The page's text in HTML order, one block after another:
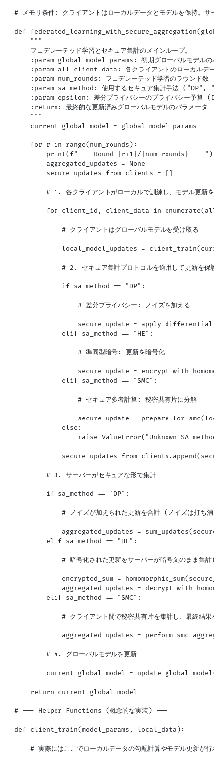
# メモリ条件: クライアントはローカルデータとモデルを保持。サー
def
    """
    フェデレーテッド学習とセキュア集計のメインループ。
:param global_model_params: 初期グローバルモデルのパ
:param all_client_data: 各クライアントのローカルデータ
    :param num_rounds: フェデレーテッド学習のラウンド数
:param sa_method: 使用するセキュア集計手法 ("DP",
:param epsilon: 差分プライバシーのプライバシー予算 (DP
    :return: 最終的な更新済みグローバルモデルのパラメータ
    """
    current_global_model = global_model_params
    for r in range(num_rounds):
        print(f"--- Round {r+1}/{num_rounds} ---")
        aggregated_updates = None
        secure_updates_from_clients = []
# 1. 各クライアントがローカルで訓練し、モデル更新を生
for client_id, client_data in
            # クライアントはグローバルモデルを受け取る
local_model_updates =
            # 2. セキュア集計プロトコルを適用して更新を保護
            if sa_method == "DP":
                # 差分プライバシー: ノイズを加える
secure_update =
            elif sa_method == "HE":
                # 準同型暗号: 更新を暗号化
secure_update =
            elif sa_method == "SMC":
                # セキュア多者計算: 秘密共有片に分解
secure_update =
            else:
raise ValueError("Unknown SA
        # 3. サーバーがセキュアな形で集計
        if sa_method == "DP":
# ノイズが加えられた更新を合計 (ノイズは打ち消さ
aggregated_updates =
        elif sa_method == "HE":
# 暗号化された更新をサーバーが暗号文のまま集計し
encrypted_sum =
aggregated_updates =
        elif sa_method == "SMC":
# クライアント間で秘密共有片を集計し、最終結果を
aggregated_updates =
        # 4. グローバルモデルを更新
current_global_model =
    return current_global_model
# --- Helper Functions (概念的な実装) ---
def client_train(model_params, local_data):
# 実際にはここでローカルデータの勾配計算やモデル更新が行わ